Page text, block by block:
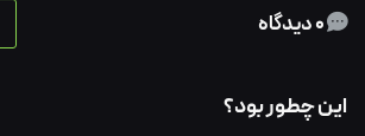
این چطور بود؟